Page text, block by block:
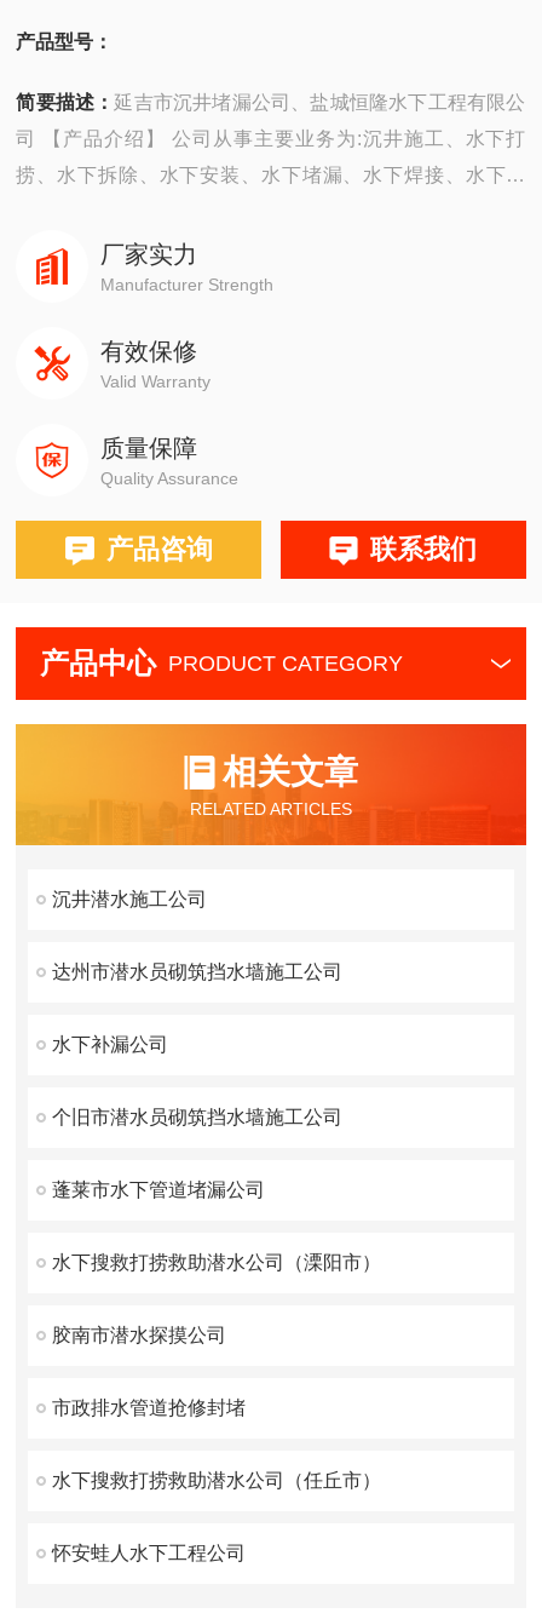
产品型号：
简要描述： 延吉市沉井堵漏公司、盐城恒隆水下工程有限公
司 【产品介绍】 公司从事主要业务为:沉井施工、水下打
捞、水下拆除、水下安装、水下堵漏、水下焊接、水下切
堵、水下钻孔、水下检查、水下爆破。 ...
厂家实力
Manufacturer Strength
有效保修
Valid Warranty
质量保障
Quality Assurance
产品咨询 联系我们
产品中心 PRODUCT CATEGORY
相关文章
RELATED ARTICLES
沉井潜水施工公司
达州市潜水员砌筑挡水墙施工公司
水下补漏公司
个旧市潜水员砌筑挡水墙施工公司
蓬莱市水下管道堵漏公司
水下搜救打捞救助潜水公司（溧阳市）
胶南市潜水探摸公司
市政排水管道抢修封堵
水下搜救打捞救助潜水公司（任丘市）
怀安蛙人水下工程公司